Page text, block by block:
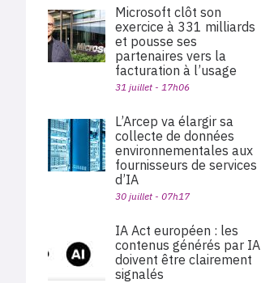
Microsoft clôt son
exercice à 331 milliards
et pousse ses
partenaires vers la
facturation à l’usage
31 juillet - 17h06
L’Arcep va élargir sa
collecte de données
environnementales aux
fournisseurs de services
d’IA
30 juillet - 07h17
IA Act européen : les
contenus générés par IA
doivent être clairement
signalés